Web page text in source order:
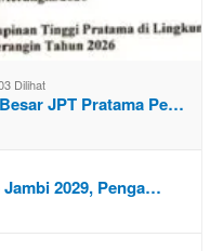
Dilihat
JPT Pratama Pe…
2029, Penga…